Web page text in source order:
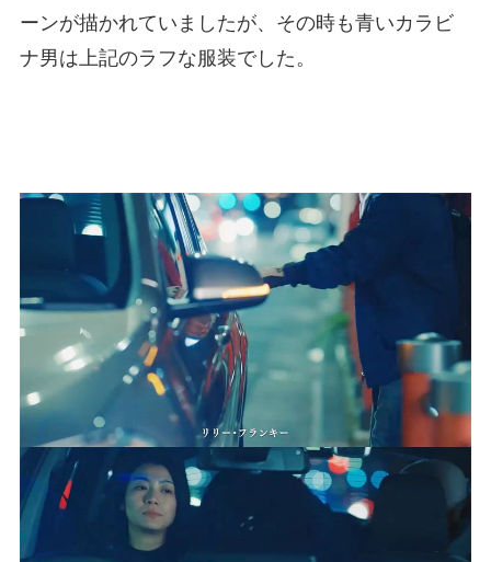
ーンが描かれていましたが、その時も青いカラビ
ナ男は上記のラフな服装でした。